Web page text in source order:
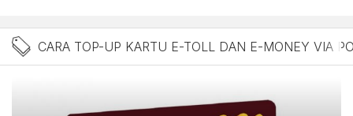
Berita cara top-up kartu
CARA TOP-UP KARTU E-TOLL DAN E-MONEY VIA